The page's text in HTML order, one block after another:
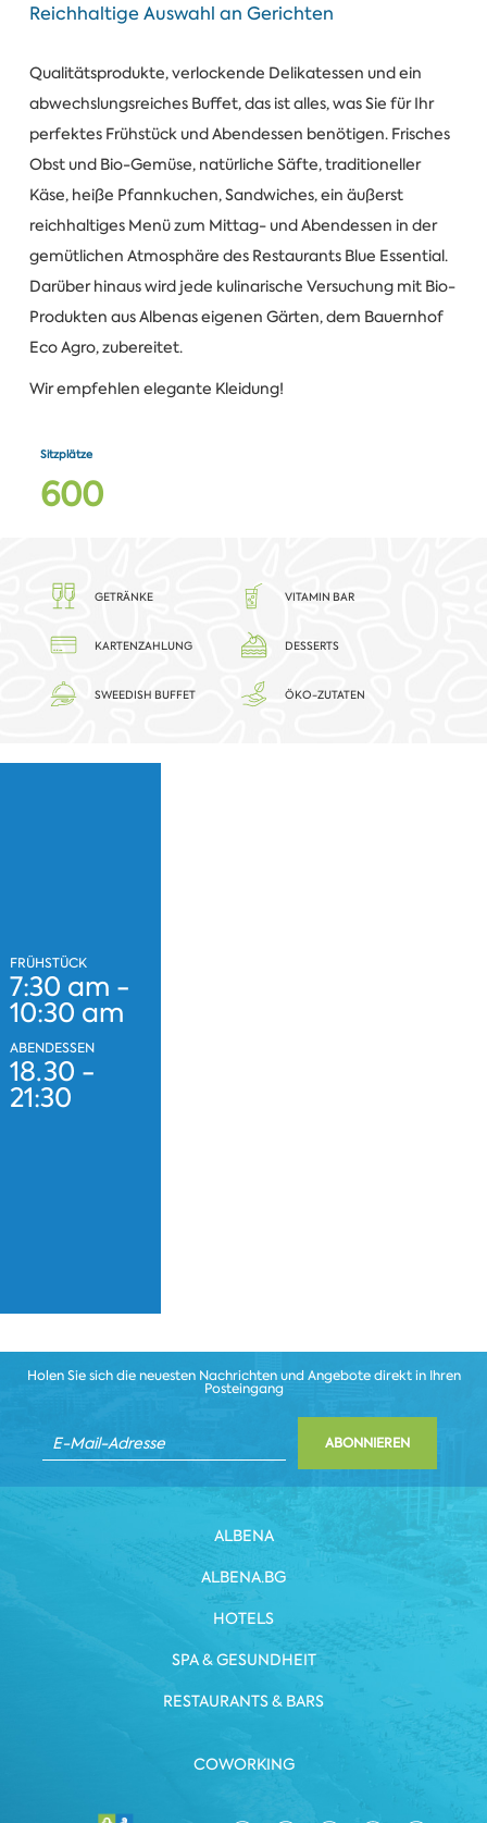
Reichhaltige Auswahl an Gerichten
Qualitätsprodukte, verlockende Delikatessen und ein
abwechslungsreiches Buffet, das ist alles, was Sie für Ihr
perfektes Frühstück und Abendessen benötigen. Frisches
Obst und Bio-Gemüse, natürliche Säfte, traditioneller
Käse, heiße Pfannkuchen, Sandwiches, ein äußerst
reichhaltiges Menü zum Mittag- und Abendessen in der
gemütlichen Atmosphäre des Restaurants Blue Essential.
Darüber hinaus wird jede kulinarische Versuchung mit Bio-
Produkten aus Albenas eigenen Gärten, dem Bauernhof
Eco Agro, zubereitet.
Wir empfehlen elegante Kleidung!
Sitzplätze
600
GETRÄNKE VITAMIN BAR
KARTENZAHLUNG DESSERTS
SWEEDISH BUFFET ÖKO-ZUTATEN
FRÜHSTÜCK
7:30 am -
10:30 am
ABENDESSEN
18.30 -
21:30
Holen Sie sich die neuesten Nachrichten und Angebote direkt in Ihren
Posteingang
ABONNIEREN
ALBENA
ALBENA.BG
HOTELS
SPA & GESUNDHEIT
RESTAURANTS & BARS
COWORKING